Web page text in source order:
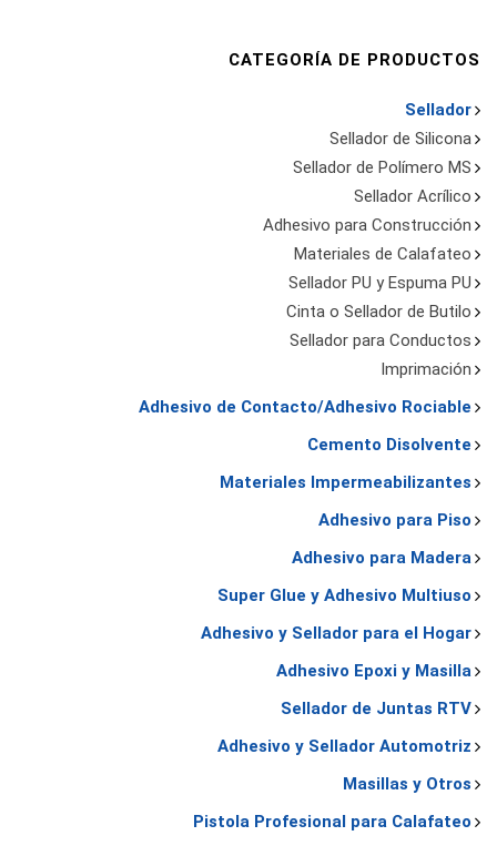
CATEGORÍA DE PRODUCTOS
Sellador
Sellador de Silicona
Sellador de Polímero MS
Sellador Acrílico
Adhesivo para Construcción
Materiales de Calafateo
Sellador PU y Espuma PU
Cinta o Sellador de Butilo
Sellador para Conductos
Imprimación
Adhesivo de Contacto/Adhesivo Rociable
Cemento Disolvente
Materiales Impermeabilizantes
Adhesivo para Piso
Adhesivo para Madera
Super Glue y Adhesivo Multiuso
Adhesivo y Sellador para el Hogar
Adhesivo Epoxi y Masilla
Sellador de Juntas RTV
Adhesivo y Sellador Automotriz
Masillas y Otros
Pistola Profesional para Calafateo